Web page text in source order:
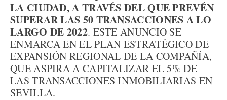
LA CIUDAD, A TRAVÉS DEL QUE PREVÉN
SUPERAR LAS 50 TRANSACCIONES A LO
LARGO DE 2022. ESTE ANUNCIO SE
ENMARCA EN EL PLAN ESTRATÉGICO DE
EXPANSIÓN REGIONAL DE LA COMPAÑÍA,
QUE ASPIRA A CAPITALIZAR EL 5% DE
LAS TRANSACCIONES INMOBILIARIAS EN
SEVILLA.